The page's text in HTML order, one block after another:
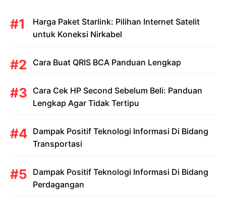
Harga Paket Starlink: Pilihan Internet Satelit
untuk Koneksi Nirkabel
Cara Buat QRIS BCA Panduan Lengkap
Cara Cek HP Second Sebelum Beli: Panduan
Lengkap Agar Tidak Tertipu
Dampak Positif Teknologi Informasi Di Bidang
Transportasi
Dampak Positif Teknologi Informasi Di Bidang
Perdagangan